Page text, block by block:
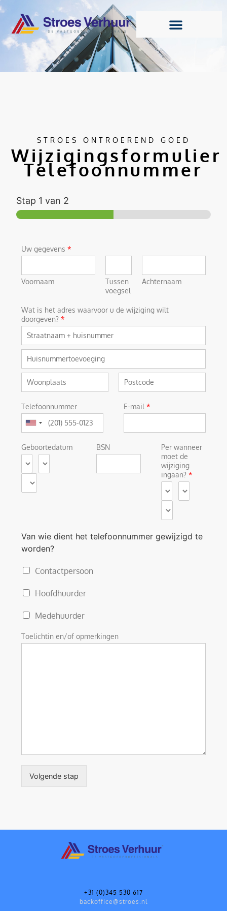
STROES ONTROEREND GOED
Wijzigingsformulier
Telefoonnummer
Stap 1 van 2
Uw gegevens *
Voornaam
Tussen
voegsel
Achternaam
Wat is het adres waarvoor u de wijziging wilt
doorgeven? *
Telefoonnummer E-mail *
Geboortedatum BSN
Per wanneer
moet de
wijziging
ingaan? *
Van wie dient het telefoonnummer gewijzigd te
worden?
Contactpersoon
Hoofdhuurder
Medehuurder
Toelichtin en/of opmerkingen
Volgende stap
+31 (0)345 530 617
backoffice@stroes.nl